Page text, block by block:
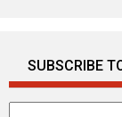
SUBSCRIBE